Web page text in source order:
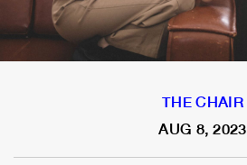
THE CHAIR
AUG 8, 2023